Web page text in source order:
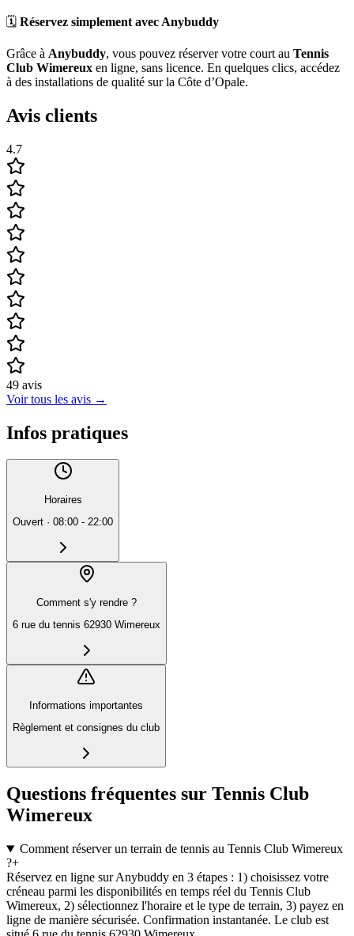
🗓️ Réservez simplement avec Anybuddy
Grâce à Anybuddy, vous pouvez réserver votre court au Tennis
Club Wimereux en ligne, sans licence. En quelques clics, accédez
à des installations de qualité sur la Côte d’Opale.
Avis clients
4.7
49 avis
Voir tous les avis →
Infos pratiques
Horaires
Ouvert · 08:00 - 22:00
Comment s'y rendre ?
6 rue du tennis 62930 Wimereux
Informations importantes
Règlement et consignes du club
Questions fréquentes sur Tennis Club
Wimereux
Comment réserver un terrain de tennis au Tennis Club Wimereux
?+
Réservez en ligne sur Anybuddy en 3 étapes : 1) choisissez votre
créneau parmi les disponibilités en temps réel du Tennis Club
Wimereux, 2) sélectionnez l'horaire et le type de terrain, 3) payez en
ligne de manière sécurisée. Confirmation instantanée. Le club est